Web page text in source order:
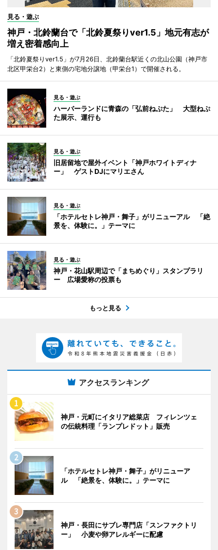
見る・遊ぶ
神戸・北鈴蘭台で「北鈴夏祭りver1.5」地元有志が
増え密着感向上
「北鈴夏祭りver1.5」が7月26日、北鈴蘭台駅近くの北山公園（神戸市
北区甲栄台2）と東側の宅地分譲地（甲栄台1）で開催される。
見る・遊ぶ
ハーバーランドに青森の「弘前ねぷた」 大型ねぷ
た展示、運行も
見る・遊ぶ
旧居留地で屋外イベント「神戸ホワイトディナ
ー」 ゲストDJにマリエさん
見る・遊ぶ
「ホテルセトレ神戸・舞子」がリニューアル 「絶
景を、体験に。」テーマに
見る・遊ぶ
神戸・花山駅周辺で「まちめぐり」スタンプラリ
ー 広場愛称の投票も
もっと見る
アクセスランキング
神戸・元町にイタリア総菜店 フィレンツェ
の伝統料理「ランプレドット」販売
「ホテルセトレ神戸・舞子」がリニューア
ル 「絶景を、体験に。」テーマに
神戸・長田にサブレ専門店「スンファクトリ
ー」 小麦や卵アレルギーに配慮